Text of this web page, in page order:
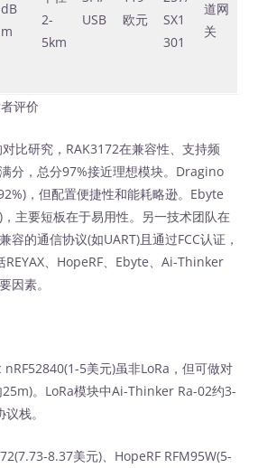
dB
m
2-
5km
USB
欧元
SX1
301
道网
关
评价
研究，RAK3172在兼容性、支持频
分，总分97%接近理想模块。Dragino
，但配置便捷性和能耗略逊。Ebyte
主要短板在于易用性。另一技术团队在
容的通信协议(如UART)且通过FCC认证，
REYAX、HopeRF、Ebyte、Ai-Thinker
因素。
nRF52840(1-5美元)虽非LoRa，但可做对
。LoRa模块中Ai-Thinker Ra-02约3-
栈。
8.37美元)、HopeRF RFM95W(5-